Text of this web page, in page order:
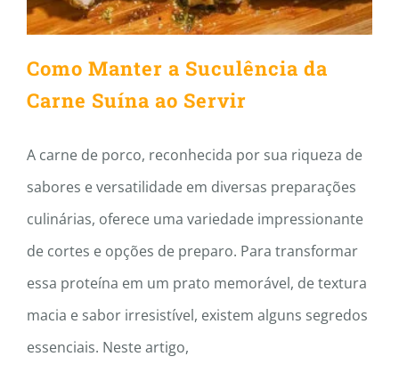
Como Manter a Suculência da
Carne Suína ao Servir
A carne de porco, reconhecida por sua riqueza de
sabores e versatilidade em diversas preparações
culinárias, oferece uma variedade impressionante
de cortes e opções de preparo. Para transformar
essa proteína em um prato memorável, de textura
macia e sabor irresistível, existem alguns segredos
essenciais. Neste artigo,